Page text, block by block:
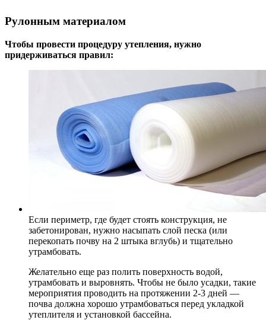
Рулонным материалом
Чтобы провести процедуру утепления, нужно
придерживаться правил:
Если периметр, где будет стоять конструкция, не
забетонирован, нужно насыпать слой песка (или
перекопать почву на 2 штыка вглубь) и тщательно
утрамбовать.
Желательно еще раз полить поверхность водой,
утрамбовать и выровнять. Чтобы не было усадки, такие
мероприятия проводить на протяжении 2-3 дней —
почва должна хорошо утрамбоваться перед укладкой
утеплителя и установкой бассейна.